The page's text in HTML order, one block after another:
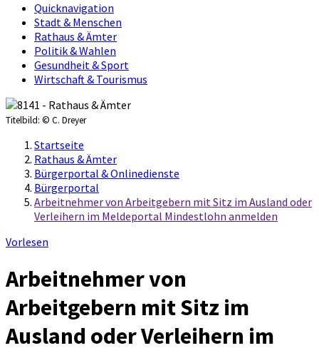
Quicknavigation
Stadt & Menschen
Rathaus & Ämter
Politik & Wahlen
Gesundheit & Sport
Wirtschaft & Tourismus
Titelbild: © C. Dreyer
Startseite
Rathaus & Ämter
Bürgerportal & Onlinedienste
Bürgerportal
Arbeitnehmer von Arbeitgebern mit Sitz im Ausland oder
Verleihern im Meldeportal Mindestlohn anmelden
Vorlesen
Arbeitnehmer von
Arbeitgebern mit Sitz im
Ausland oder Verleihern im